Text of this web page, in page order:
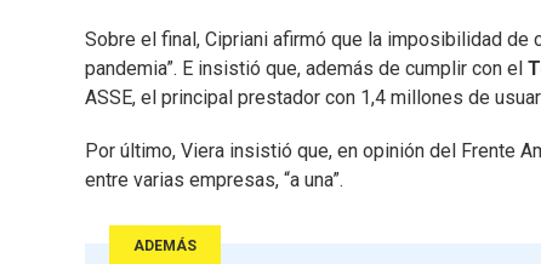
Sobre el final, Cipriani afirmó que la imposibilidad de
pandemia”. E insistió que, además de cumplir con el
ASSE, el principal prestador con 1,4 millones de
Por último, Viera insistió que, en opinión del Frente
entre varias empresas, “a una”.
ADEMÁS